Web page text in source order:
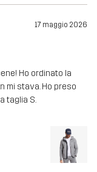
17 maggio 2026
Ho ordinato la
mi stava. Ho preso
taglia S.